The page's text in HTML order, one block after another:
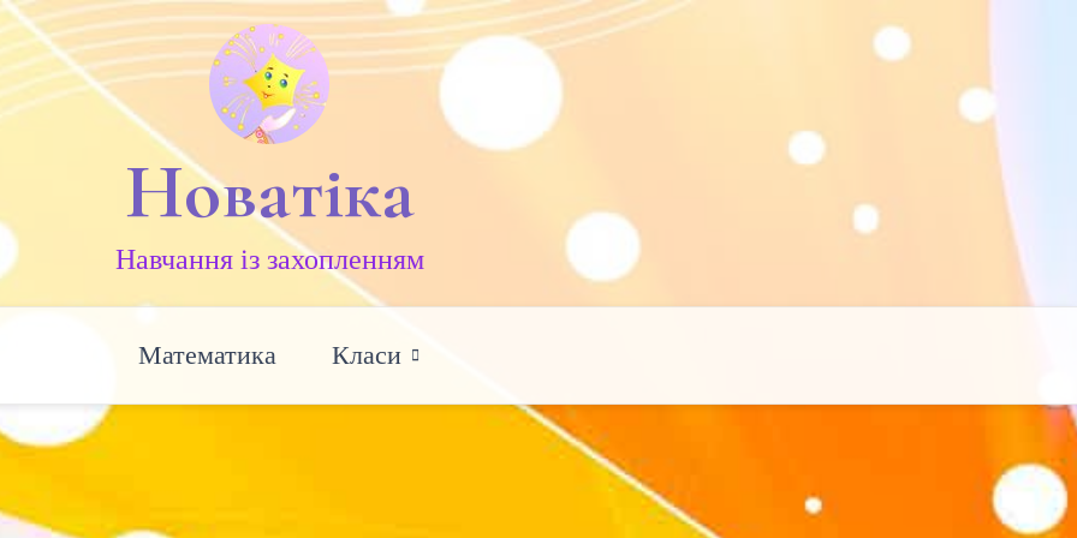
Новатіка
Навчання із захопленням
Математика Класи